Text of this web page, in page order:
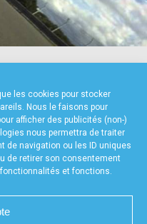
les cookies pour stocker
Nous le faisons pour
afficher des publicités (non-)
nous permettra de traiter
de navigation ou les ID uniques
de retirer son consentement
et fonctions.